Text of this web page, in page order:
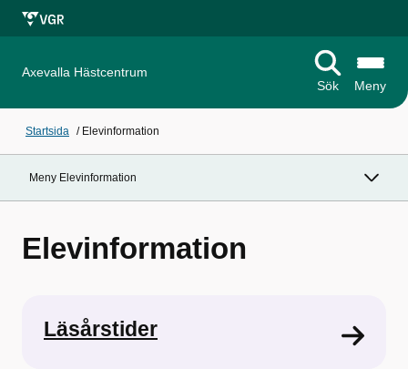
Axevalla Hästcentrum
Sök
Meny
Startsida / Elevinformation
Meny Elevinformation
Elevinformation
Läsårstider